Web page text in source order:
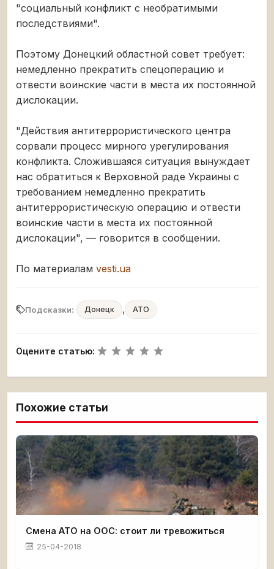
"социальный конфликт с необратимыми
последствиями".
Поэтому Донецкий областной совет требует:
немедленно прекратить спецоперацию и
отвести воинские части в места их постоянной
дислокации.
"Действия антитеррористического центра
сорвали процесс мирного урегулирования
конфликта. Сложившаяся ситуация вынуждает
нас обратиться к Верховной раде Украины с
требованием немедленно прекратить
антитеррористическую операцию и отвести
воинские части в места их постоянной
дислокации", — говорится в сообщении.
По материалам vesti.ua
Подсказки: Донецк , АТО
Оцените статью:
Похожие статьи
Смена АТО на ООС: стоит ли тревожиться
25-04-2018